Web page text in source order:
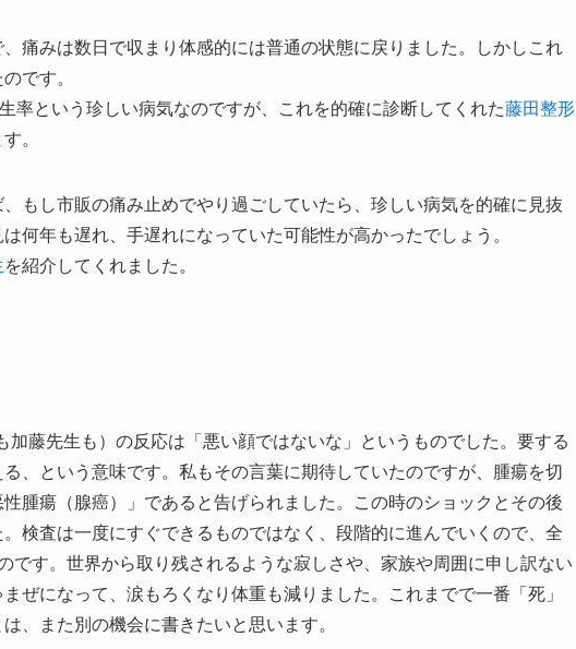
痛みは数日で収まり体感的には普通の状態に戻りました。しかしこれ
です。
率という珍しい病気なのですが、これを的確に診断してくれた藤田整形
。
もし市販の痛み止めでやり過ごしていたら、珍しい病気を的確に見抜
何年も遅れ、手遅れになっていた可能性が高かったでしょう。
を紹介してくれました。
藤先生も）の反応は「悪い顔ではないな」というものでした。要する
、という意味です。私もその言葉に期待していたのですが、腫瘍を切
腫瘍（腺癌）」であると告げられました。この時のショックとその後
検査は一度にすぐできるものではなく、段階的に進んでいくので、全
です。世界から取り残されるような寂しさや、家族や周囲に申し訳ない
ぜになって、涙もろくなり体重も減りました。これまでで一番「死」
、また別の機会に書きたいと思います。